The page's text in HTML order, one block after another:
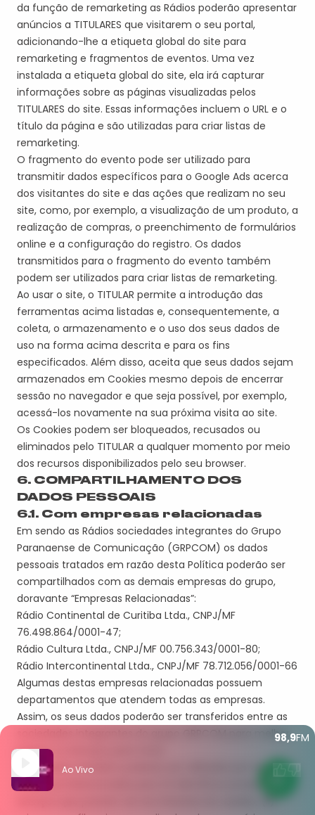
98,9FM
Ao Vivo
da função de remarketing as Rádios poderão apresentar
anúncios a TITULARES que visitarem o seu portal,
adicionando-lhe a etiqueta global do site para
remarketing e fragmentos de eventos. Uma vez
instalada a etiqueta global do site, ela irá capturar
informações sobre as páginas visualizadas pelos
TITULARES do site. Essas informações incluem o URL e o
título da página e são utilizadas para criar listas de
remarketing.
O fragmento do evento pode ser utilizado para
transmitir dados específicos para o Google Ads acerca
dos visitantes do site e das ações que realizam no seu
site, como, por exemplo, a visualização de um produto, a
realização de compras, o preenchimento de formulários
online e a configuração do registro. Os dados
transmitidos para o fragmento do evento também
podem ser utilizados para criar listas de remarketing.
Ao usar o site, o TITULAR permite a introdução das
ferramentas acima listadas e, consequentemente, a
coleta, o armazenamento e o uso dos seus dados de
uso na forma acima descrita e para os fins
especificados. Além disso, aceita que seus dados sejam
armazenados em Cookies mesmo depois de encerrar
sessão no navegador e que seja possível, por exemplo,
acessá-los novamente na sua próxima visita ao site.
Os Cookies podem ser bloqueados, recusados ou
eliminados pelo TITULAR a qualquer momento por meio
dos recursos disponibilizados pelo seu browser.
6. COMPARTILHAMENTO DOS
DADOS PESSOAIS
6.1. Com empresas relacionadas
Em sendo as Rádios sociedades integrantes do Grupo
Paranaense de Comunicação (GRPCOM) os dados
pessoais tratados em razão desta Política poderão ser
compartilhados com as demais empresas do grupo,
doravante “Empresas Relacionadas”:
Rádio Continental de Curitiba Ltda., CNPJ/MF
76.498.864/0001-47;
Rádio Cultura Ltda., CNPJ/MF 00.756.343/0001-80;
Rádio Intercontinental Ltda., CNPJ/MF 78.712.056/0001-66
Algumas destas empresas relacionadas possuem
departamentos que atendem todas as empresas.
Assim, os seus dados poderão ser transferidos entre as
sociedades integrantes do grupo GRPCOM para melhor
prestar os Serviços para Você.
Seus dados também poderão ser utilizados por estas
Empresas Relacionadas para (i) identificar produtos e
ii)